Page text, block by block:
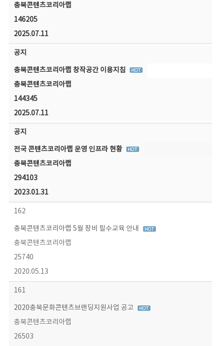
충북콘텐츠코리아랩
146205
2025.07.11
공지
충북콘텐츠코리아랩 창작공간 이용지침
충북콘텐츠코리아랩
144345
2025.07.11
공지
전국 콘텐츠코리아랩 운영 인프라 현황
충북콘텐츠코리아랩
294103
2023.01.31
162
충북콘텐츠코리아랩 5월 장비 필수교육 안내
충북콘텐츠코리아랩
25740
2020.05.13
161
2020충북문화콘텐츠브랜딩지원사업 공고
충북콘텐츠코리아랩
26503